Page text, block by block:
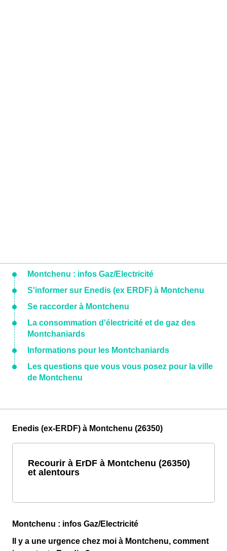
Montchenu : infos Gaz/Electricité
S'informer sur Enedis (ex ERDF) à Montchenu
Se raccorder à Montchenu
La consommation d'électricité et de gaz des
Montchaniards
Informations pour les Montchaniards
Les questions que vous vous posez pour la ville
de Montchenu
Enedis (ex-ERDF) à Montchenu (26350)
Recourir à ErDF à Montchenu (26350)
et alentours
Montchenu : infos Gaz/Electricité
Il y a une urgence chez moi à Montchenu, comment